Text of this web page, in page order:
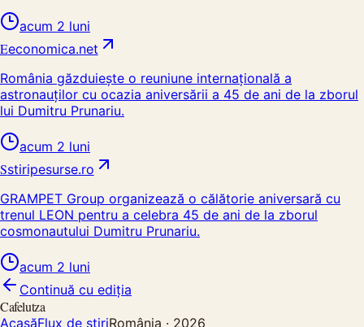
acum 2 luni
Eeconomica.net
România găzduiește o reuniune internațională a
astronauților cu ocazia aniversării a 45 de ani de la zborul
lui Dumitru Prunariu.
acum 2 luni
Sstiripesurse.ro
GRAMPET Group organizează o călătorie aniversară cu
trenul LEON pentru a celebra 45 de ani de la zborul
cosmonautului Dumitru Prunariu.
acum 2 luni
Continuă cu ediția
Cafelutza
AcasăFlux de știriRomânia · 2026